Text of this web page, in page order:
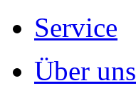
Service
Über uns